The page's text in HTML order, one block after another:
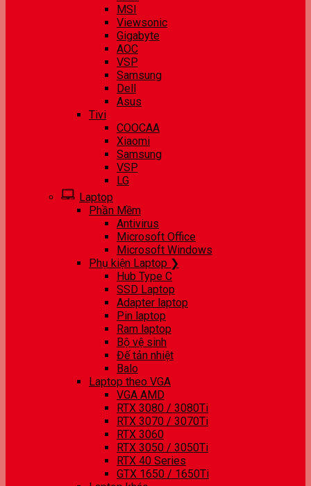
MSI
Viewsonic
Gigabyte
AOC
VSP
Samsung
Dell
Asus
Tivi
COOCAA
Xiaomi
Samsung
VSP
LG
Laptop
Phần Mềm
Antivirus
Microsoft Office
Microsoft Windows
Phụ kiện Laptop ❯
Hub Type C
SSD Laptop
Adapter laptop
Pin laptop
Ram laptop
Bộ vệ sinh
Đế tản nhiệt
Balo
Laptop theo VGA
VGA AMD
RTX 3080 / 3080Ti
RTX 3070 / 3070Ti
RTX 3060
RTX 3050 / 3050Ti
RTX 40 Series
GTX 1650 / 1650Ti